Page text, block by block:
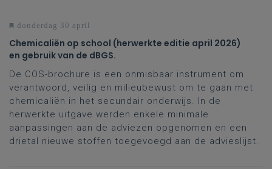
donderdag 30 april
Chemicaliën op school (herwerkte editie april 2026)
en gebruik van de dBGS.
De COS-brochure is een onmisbaar instrument om
verantwoord, veilig en milieubewust om te gaan met
chemicaliën in het secundair onderwijs. In de
herwerkte uitgave werden enkele minimale
aanpassingen aan de adviezen opgenomen en een
drietal nieuwe stoffen toegevoegd aan de advieslijst.